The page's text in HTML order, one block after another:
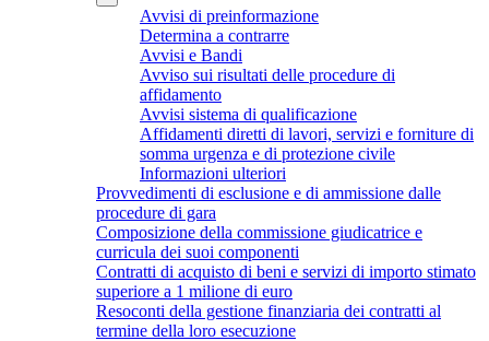
Avvisi di preinformazione
Determina a contrarre
Avvisi e Bandi
Avviso sui risultati delle procedure di
affidamento
Avvisi sistema di qualificazione
Affidamenti diretti di lavori, servizi e forniture di
somma urgenza e di protezione civile
Informazioni ulteriori
Provvedimenti di esclusione e di ammissione dalle
procedure di gara
Composizione della commissione giudicatrice e
curricula dei suoi componenti
Contratti di acquisto di beni e servizi di importo stimato
superiore a 1 milione di euro
Resoconti della gestione finanziaria dei contratti al
termine della loro esecuzione